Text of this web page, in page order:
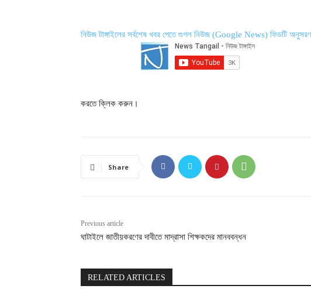
নিউজ টাঙ্গাইলের সর্বশেষ খবর পেতে গুগল নিউজ (Google News) ফিডটি
করতে ক্লিক করুন।
Share
Previous article
ঘাটাইলে জাতীয়করণের দাবীতে মাদ্রাসা শিক্ষকদের মানববন্ধন
RELATED ARTICLES